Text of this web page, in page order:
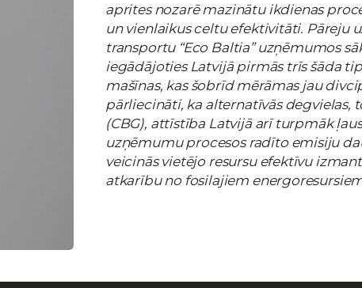
aprites nozarē mazinātu ikdienas
un vienlaikus celtu efektivitāti. Pāreju
transportu “Eco Baltia” uzņēmumos
iegādājoties Latvijā pirmās trīs šāda
mašīnas, kas šobrīd mērāmas jau
pārliecināti, ka alternatīvās degvielas,
(CBG), attīstība Latvijā arī turpmāk
uzņēmumu procesos radīto emisiju
veicinās vietējo resursu efektīvu
atkarību no fosilajiem